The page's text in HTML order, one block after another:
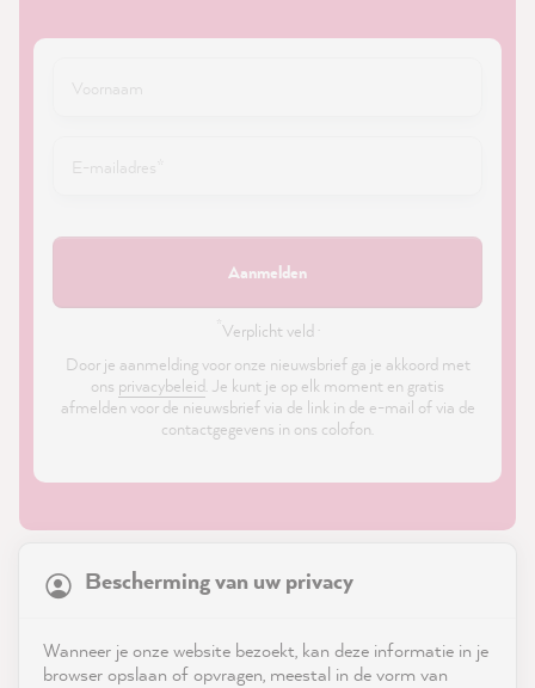
Aanmelden
Verplicht veld ·
Door je aanmelding voor onze nieuwsbrief ga je akkoord met
ons privacybeleid. Je kunt je op elk moment en gratis
afmelden voor de nieuwsbrief via de link in de e-mail of via de
contactgegevens in ons colofon.
Bescherming van uw privacy
Wanneer je onze website bezoekt, kan deze informatie in je
browser opslaan of opvragen, meestal in de vorm van
21,869Reviews
reviews-io